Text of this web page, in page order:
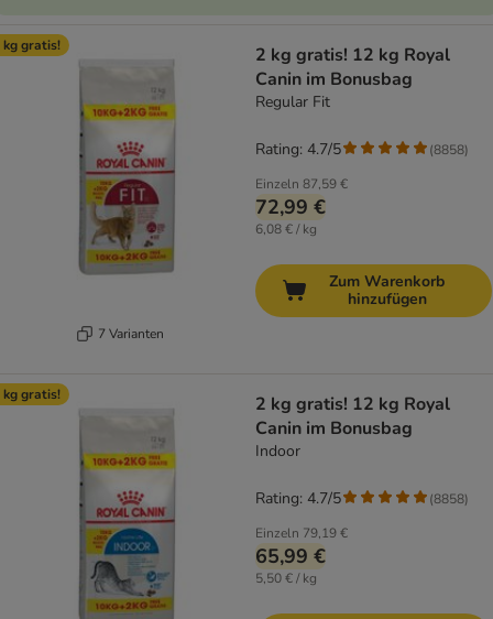
kg gratis!
7 Varianten
2 kg gratis! 12 kg Royal
Canin im Bonusbag
Regular Fit
Einzeln 87,59 €
72,99 €
6,08 € / kg
Rating: 4.7/5 (8858)
Zum Warenkorb
hinzufügen
kg gratis!
2 kg gratis! 12 kg Royal
Canin im Bonusbag
Indoor
Einzeln 79,19 €
65,99 €
5,50 € / kg
Rating: 4.7/5 (8858)